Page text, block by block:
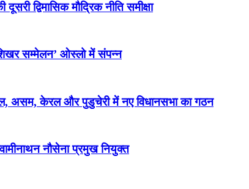
19-21 जुलाई 2026
16-18 जुलाई 2026
13-15 जुलाई 2026
दूसरी द्विमासिक मौद्रिक नीति समीक्षा
शिखर सम्मेलन’ ओस्लो में संपन्न
असम, केरल और पुडुचेरी में नए विधानसभा का गठन
नौसेना प्रमुख नियुक्त